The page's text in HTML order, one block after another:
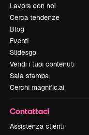
Lavora con noi
Cerca tendenze
Blog
Eventi
Slidesgo
Vendi i tuoi contenuti
Sala stampa
Cerchi magnific.ai
Contattaci
Assistenza clienti